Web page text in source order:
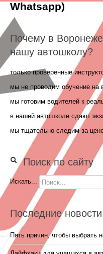
Whatsapp)
Почему в
нашу автошколу?
только проверенные
мы не проводим обучение на
мы готовим водителей к
в нашей автошколе сдают
мы тщательно следим за
Поиск по сайту
Искать...
Последние новости
Пять причин, чтобы выбрать